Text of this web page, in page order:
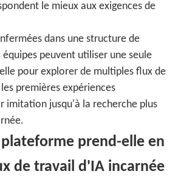
le mieux aux exigences de
dans une structure de
peuvent utiliser une seule
pour explorer de multiples flux de
premières expériences
imitation jusqu'à la recherche plus
prend-elle en
de travail d'IA incarnée